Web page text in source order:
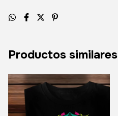
Productos similares